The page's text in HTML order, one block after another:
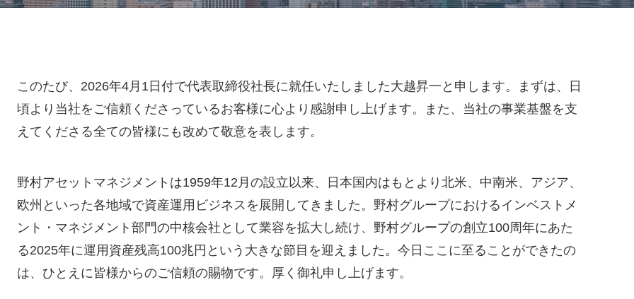
ETFを知る
このたび、2026年4月1日付で代表取締役社長に就任いたしました大越昇一と申します。まずは、日
頃より当社をご信頼くださっているお客様に心より感謝申し上げます。また、当社の事業基盤を支
えてくださる全ての皆様にも改めて敬意を表します。
野村アセットマネジメントは1959年12月の設立以来、日本国内はもとより北米、中南米、アジア、
欧州といった各地域で資産運用ビジネスを展開してきました。野村グループにおけるインベストメ
ント・マネジメント部門の中核会社として業容を拡大し続け、野村グループの創立100周年にあた
る2025年に運用資産残高100兆円という大きな節目を迎えました。今日ここに至ることができたの
は、ひとえに皆様からのご信頼の賜物です。厚く御礼申し上げます。